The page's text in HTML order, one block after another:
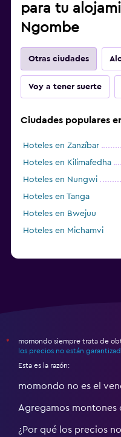
para tu
Ngombe
Otras ciudades
Voy a tener suerte
Ciudades populares
Hoteles en Zanzíbar
Hoteles en Kilimafedha
Hoteles en Nungwi
Hoteles en Tanga
Hoteles en Bwejuu
Hoteles en Michamvi
*
momondo siempre trata de
los precios no están
Esta es la razón:
momondo no es el
Agregamos montones
¿Por qué los precios